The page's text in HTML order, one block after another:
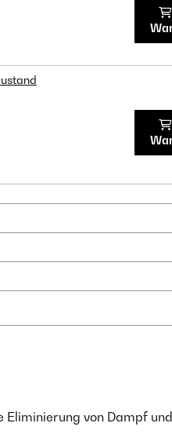
Eliminierung von Dampf und